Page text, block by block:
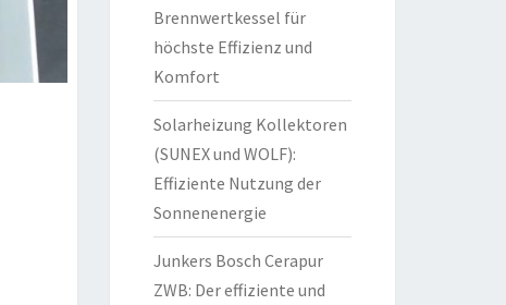
Brennwertkessel für
höchste Effizienz und
Komfort
Solarheizung Kollektoren
(SUNEX und WOLF):
Effiziente Nutzung der
Sonnenenergie
Junkers Bosch Cerapur
ZWB: Der effiziente und